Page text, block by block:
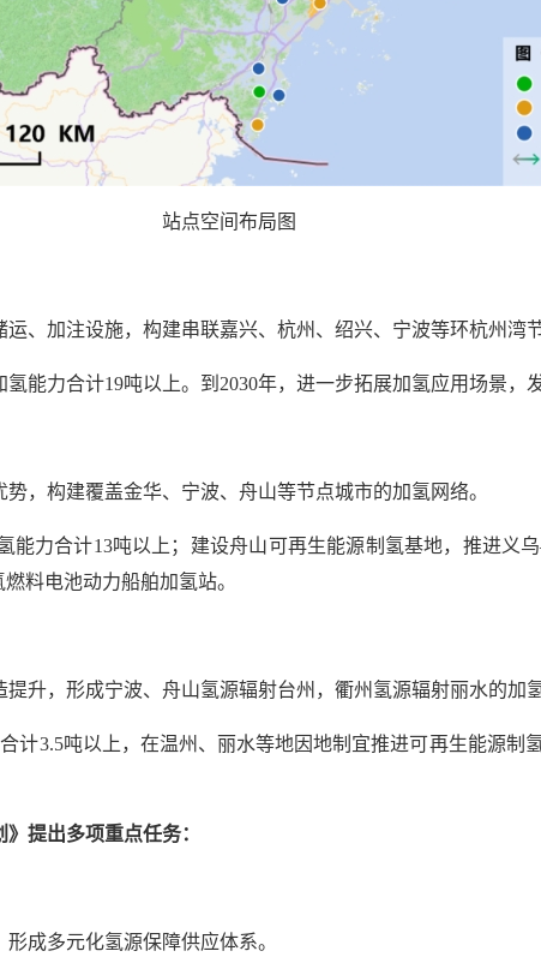
站点空间布局图
、加注设施，构建串联嘉兴、杭州、绍兴、宁波等环杭州湾
能力合计19吨以上。到2030年，进一步拓展加氢应用场景，
，构建覆盖金华、宁波、舟山等节点城市的加氢网络。
能力合计13吨以上；建设舟山可再生能源制氢基地，推进
料电池动力船舶加氢站。
升，形成宁波、舟山氢源辐射台州，衢州氢源辐射丽水的加氢
计3.5吨以上，在温州、丽水等地因地制宜推进可再生能源制
提出多项重点任务：
成多元化氢源保障供应体系。